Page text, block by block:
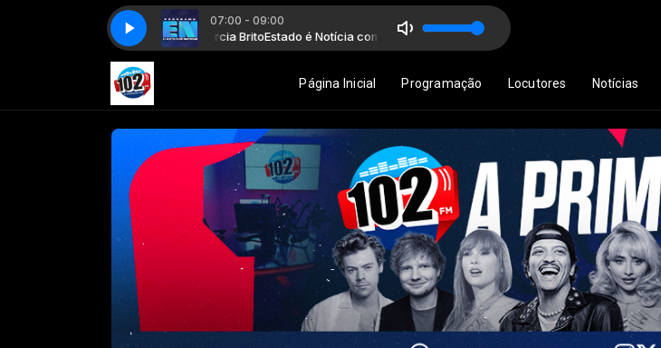
07:00 - 09:00
Notícia com Reginaldo Borges e Garcia BritoEstado é Notícia com Reginaldo Borges e Garcia Brito
Página Inicial Programação Locutores Notícias